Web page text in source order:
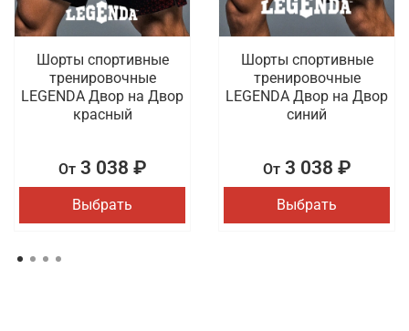
Шорты спортивные
тренировочные
LEGENDA Двор на Двор
красный
От3 038 ₽
Выбрать
Шорты спортивные
тренировочные
LEGENDA Двор на Двор
синий
От3 038 ₽
Выбрать